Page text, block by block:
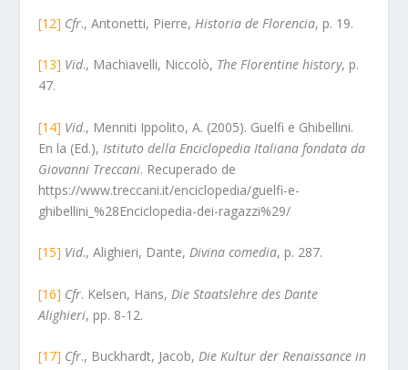
[12] Cfr., Antonetti, Pierre,Historia de Florencia, p. 19.
[13] Vid., Machiavelli, Niccolò, The Florentine history, p.
47.
[14] Vid., Menniti Ippolito, A. (2005). Guelfi e Ghibellini.
En la (Ed.),Istituto della Enciclopedia Italiana fondata da
Giovanni Treccani. Recuperado de
https://www.treccani.it/enciclopedia/guelfi-e-
ghibellini_%28Enciclopedia-dei-ragazzi%29/
[15] Vid., Alighieri, Dante,Divina comedia, p. 287.
[16] Cfr. Kelsen, Hans, Die Staatslehre des Dante
Alighieri, pp. 8-12.
[17] Cfr., Buckhardt, Jacob,Die Kultur der Renaissance in